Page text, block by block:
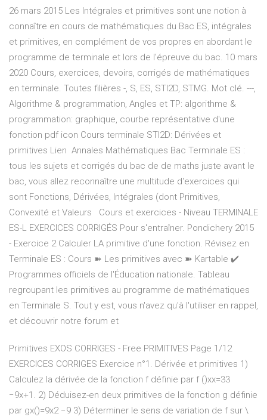
26 mars 2015 Les Intégrales et primitives sont une notion à
connaître en cours de mathématiques du Bac ES, intégrales
et primitives, en complément de vos propres en abordant le
programme de terminale et lors de l'épreuve du bac. 10 mars
2020 Cours, exercices, devoirs, corrigés de mathématiques
en terminale. Toutes filières -, S, ES, STI2D, STMG. Mot clé. ---,
Algorithme & programmation, Angles et TP: algorithme &
programmation: graphique, courbe représentative d'une
fonction pdf icon Cours terminale STI2D: Dérivées et
primitives Lien Annales Mathématiques Bac Terminale ES :
tous les sujets et corrigés du bac de de maths juste avant le
bac, vous allez reconnaître une multitude d'exercices qui
sont Fonctions, Dérivées, Intégrales (dont Primitives,
Convexité et Valeurs Cours et exercices - Niveau TERMINALE
ES-L EXERCICES CORRIGÉS Pour s'entraîner. Pondichery 2015
- Exercice 2 Calculer LA primitive d'une fonction. Révisez en
Terminale ES : Cours ➽ Les primitives avec ➽ Kartable ✔️
Programmes officiels de l'Éducation nationale. Tableau
regroupant les primitives au programme de mathématiques
en Terminale S. Tout y est, vous n'avez qu'à l'utiliser en rappel,
et découvrir notre forum et
Primitives EXOS CORRIGES - Free PRIMITIVES Page 1/12
EXERCICES CORRIGES Exercice n°1. Dérivée et primitives 1)
Calculez la dérivée de la fonction f définie par f ()xx=33
−9x+1. 2) Déduisez-en deux primitives de la fonction g définie
par gx()=9x2 −9 3) Déterminer le sens de variation de f sur \